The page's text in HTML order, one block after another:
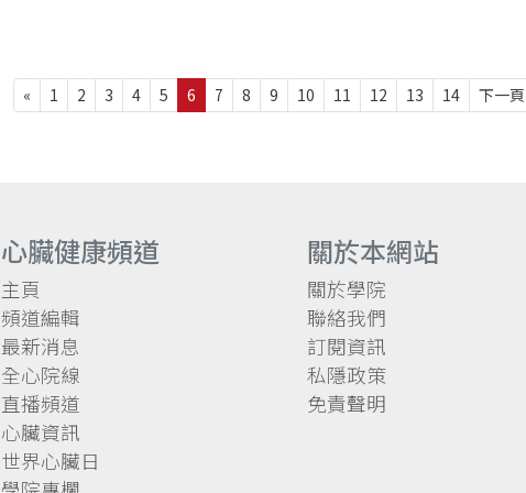
« 1 2 3 4 5 6 7 8 9 10 11 12 13 14 下一
心臟健康頻道
主頁
頻道編輯
最新消息
全心院線
直播頻道
心臟資訊
世界心臟日
關於本網站
關於學院
聯絡我們
訂閱資訊
私隱政策
免責聲明